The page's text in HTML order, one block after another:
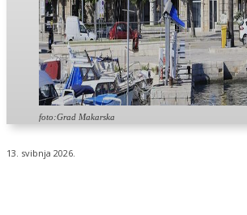
foto:Grad Makarska
13. svibnja 2026.